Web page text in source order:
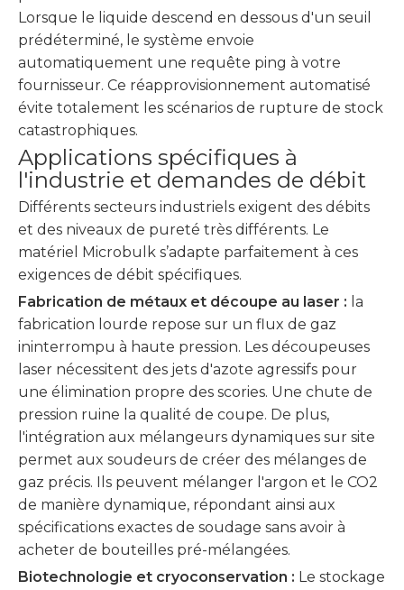
Lorsque le liquide descend en dessous d'un seuil
prédéterminé, le système envoie
automatiquement une requête ping à votre
fournisseur. Ce réapprovisionnement automatisé
évite totalement les scénarios de rupture de stock
catastrophiques.
Applications spécifiques à
l'industrie et demandes de débit
Différents secteurs industriels exigent des débits
et des niveaux de pureté très différents. Le
matériel Microbulk s’adapte parfaitement à ces
exigences de débit spécifiques.
Fabrication de métaux et découpe au laser : la
fabrication lourde repose sur un flux de gaz
ininterrompu à haute pression. Les découpeuses
laser nécessitent des jets d'azote agressifs pour
une élimination propre des scories. Une chute de
pression ruine la qualité de coupe. De plus,
l'intégration aux mélangeurs dynamiques sur site
permet aux soudeurs de créer des mélanges de
gaz précis. Ils peuvent mélanger l'argon et le CO2
de manière dynamique, répondant ainsi aux
spécifications exactes de soudage sans avoir à
acheter de bouteilles pré-mélangées.
Biotechnologie et cryoconservation : Le stockage